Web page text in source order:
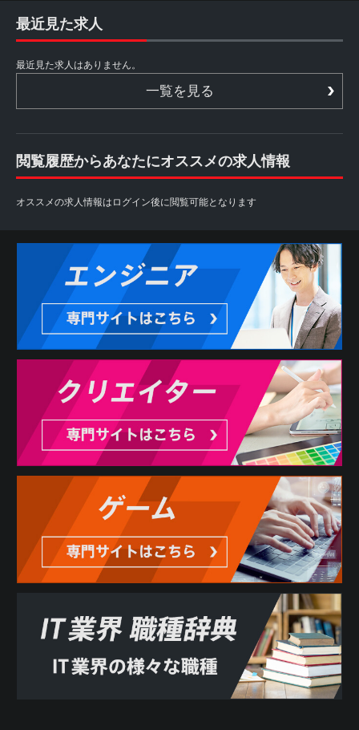
最近見た求人
最近見た求人はありません。
一覧を見る
閲覧履歴からあなたにオススメの求人情報
オススメの求人情報はログイン後に閲覧可能となります